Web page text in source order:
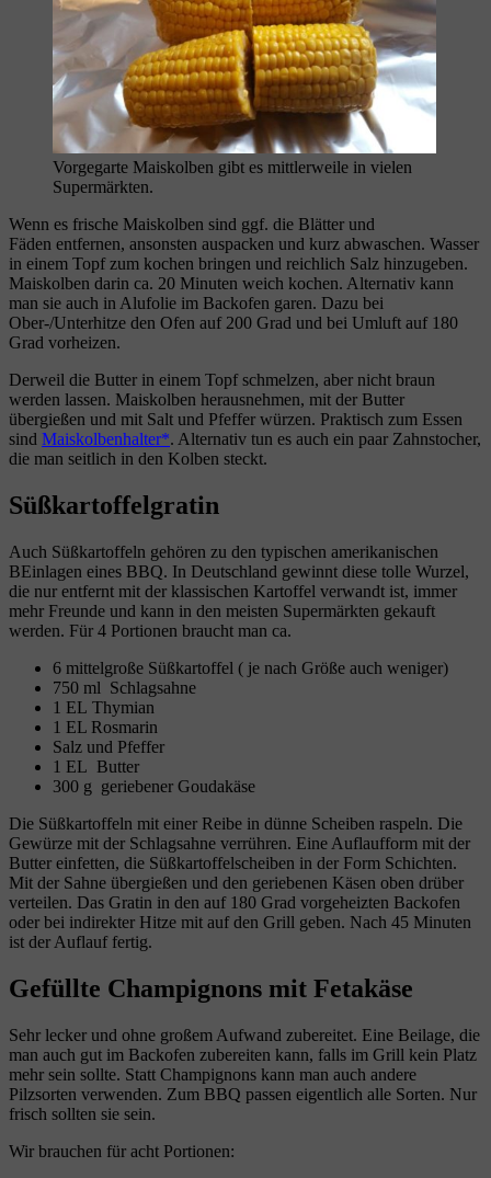
Vorgegarte Maiskolben gibt es mittlerweile in vielen
Supermärkten.
Wenn es frische Maiskolben sind ggf. die Blätter und
Fäden entfernen, ansonsten auspacken und kurz abwaschen. Wasser
in einem Topf zum kochen bringen und reichlich Salz hinzugeben.
Maiskolben darin ca. 20 Minuten weich kochen. Alternativ kann
man sie auch in Alufolie im Backofen garen. Dazu bei
Ober-/Unterhitze den Ofen auf 200 Grad und bei Umluft auf 180
Grad vorheizen.
Derweil die Butter in einem Topf schmelzen, aber nicht braun
werden lassen. Maiskolben herausnehmen, mit der Butter
übergießen und mit Salt und Pfeffer würzen. Praktisch zum Essen
sind Maiskolbenhalter . Alternativ tun es auch ein paar Zahnstocher,
die man seitlich in den Kolben steckt.
Süßkartoffelgratin
Auch Süßkartoffeln gehören zu den typischen amerikanischen
BEinlagen eines BBQ. In Deutschland gewinnt diese tolle Wurzel,
die nur entfernt mit der klassischen Kartoffel verwandt ist, immer
mehr Freunde und kann in den meisten Supermärkten gekauft
werden. Für 4 Portionen braucht man ca.
6 mittelgroße Süßkartoffel ( je nach Größe auch weniger)
750 ml Schlagsahne
1 EL Thymian
1 EL Rosmarin
Salz und Pfeffer
1 EL Butter
300 g geriebener Goudakäse
Die Süßkartoffeln mit einer Reibe in dünne Scheiben raspeln. Die
Gewürze mit der Schlagsahne verrühren. Eine Auflaufform mit der
Butter einfetten, die Süßkartoffelscheiben in der Form Schichten.
Mit der Sahne übergießen und den geriebenen Käsen oben drüber
verteilen. Das Gratin in den auf 180 Grad vorgeheizten Backofen
oder bei indirekter Hitze mit auf den Grill geben. Nach 45 Minuten
ist der Auflauf fertig.
Gefüllte Champignons mit Fetakäse
Sehr lecker und ohne großem Aufwand zubereitet. Eine Beilage, die
man auch gut im Backofen zubereiten kann, falls im Grill kein Platz
mehr sein sollte. Statt Champignons kann man auch andere
Pilzsorten verwenden. Zum BBQ passen eigentlich alle Sorten. Nur
frisch sollten sie sein.
Wir brauchen für acht Portionen: